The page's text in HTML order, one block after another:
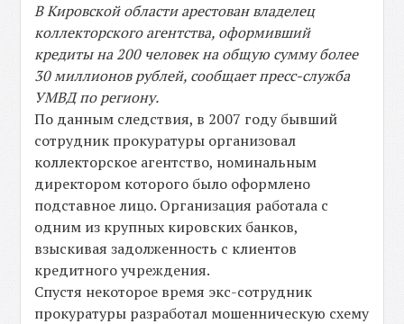
В Кировской области арестован владелец
коллекторского агентства, оформивший
кредиты на 200 человек на общую сумму более
30 миллионов рублей, сообщает пресс-служба
УМВД по региону.
По данным следствия, в 2007 году бывший
сотрудник прокуратуры организовал
коллекторское агентство, номинальным
директором которого было оформлено
подставное лицо. Организация работала с
одним из крупных кировских банков,
взыскивая задолженность с клиентов
кредитного учреждения.
Спустя некоторое время экс-сотрудник
прокуратуры разработал мошенническую схему